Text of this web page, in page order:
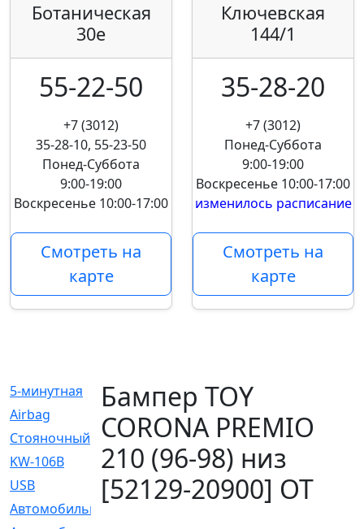
Ботаническая
30е
55-22-50
+7 (3012)
35-28-10, 55-23-50
Понед-Суббота
9:00-19:00
Воскресенье 10:00-17:00
Смотреть на
карте
Ключевская
144/1
35-28-20
+7 (3012)
Понед-Суббота
9:00-19:00
Воскресенье 10:00-17:00
изменилось расписание
Смотреть на
карте
5-минутная
[1]
Airbag
[18]
Cтояночный
[1]
KW-106B
[0]
USB
[6]
Автомобильное
Бампер TOY
CORONA PREMIO
210 (96-98) низ
[52129-20900] OT